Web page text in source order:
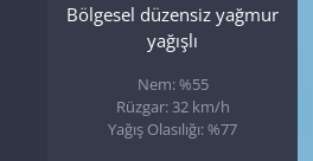
Bölgesel düzensiz yağmur
yağışlı
Nem: %55
Rüzgar: 32 km/h
Yağış Olasılığı: %77